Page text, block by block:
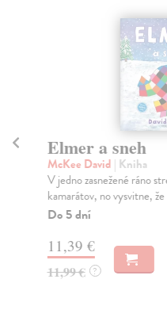
Elmer a sneh
McKee David | Kniha
V jedno zasnežené ráno
kamarátov, no vysvitne,
Do 5 dní
11,39 €
11,99 € ?